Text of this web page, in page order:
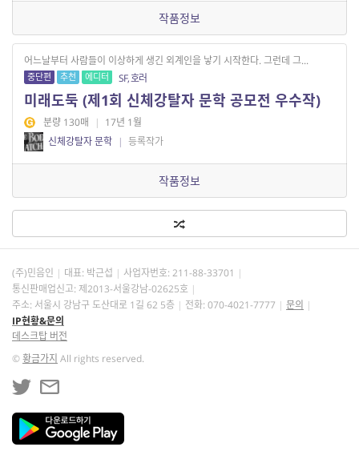
작품정보
어느날부터 사람들이 이상하게 생긴 외계인을 낳기 시작한다. 그런데 그...
중단편 추천 에디터 SF, 호러
미래도둑 (제1회 신체강탈자 문학 공모전 우수작)
분량 130매 | 17년 1월
신체강탈자 문학 | 등록작가
작품정보
(주)민음인 대표: 박근섭 사업자번호: 211-88-33701
통신판매업신고: 제2013-서울강남-02625호
주소: 서울시 강남구 도산대로 1길 62 5층
전화: 070-4021-7777
문의
IP현황&문의
데스크탑 버전
©황금가지 All rights reserved.